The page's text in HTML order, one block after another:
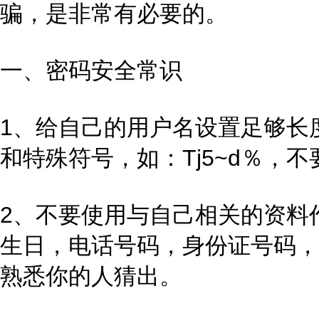
骗，是非常有必要的。
一、密码安全常识
1、给自己的用户名设置足够
和特殊符号，如：Tj5~d％，
2、不要使用与自己相关的资
生日，电话号码，身份证号码
熟悉你的人猜出。